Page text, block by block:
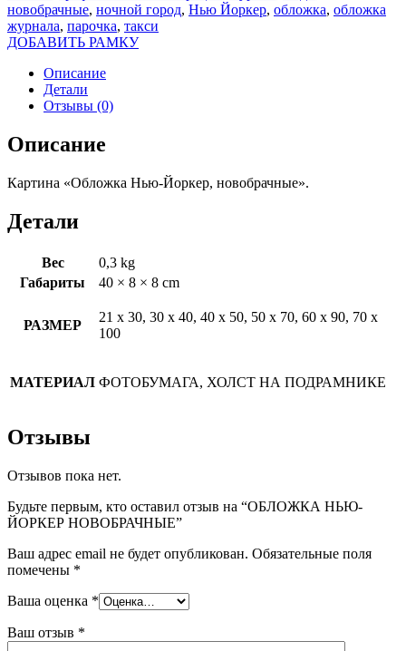
новобрачные, ночной город, Нью Йоркер, обложка, обложка
журнала, парочка, такси
ДОБАВИТЬ РАМКУ
Описание
Детали
Отзывы (0)
Описание
Картина «Обложка Нью-Йоркер, новобрачные».
Детали
Вес
0,3 kg
Габариты
40 × 8 × 8 cm
РАЗМЕР
21 х 30, 30 х 40, 40 х 50, 50 х 70, 60 х 90, 70 х
100
МАТЕРИАЛ ФОТОБУМАГА, ХОЛСТ НА ПОДРАМНИКЕ
Отзывы
Отзывов пока нет.
Будьте первым, кто оставил отзыв на “ОБЛОЖКА НЬЮ-
ЙОРКЕР НОВОБРАЧНЫЕ”
Ваш адрес email не будет опубликован. Обязательные поля
помечены *
Ваша оценка *
Ваш отзыв *